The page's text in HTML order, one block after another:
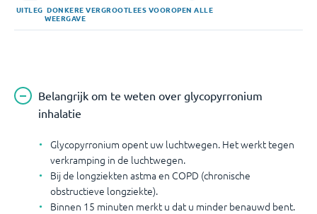
UITLEG DONKERE
WEERGAVE
VERGROOTLEES VOOROPEN ALLE
Belangrijk om te weten over glycopyrronium
inhalatie
Glycopyrronium opent uw luchtwegen. Het werkt tegen
verkramping in de luchtwegen.
Bij de longziekten astma en COPD (chronische
obstructieve longziekte).
Binnen 15 minuten merkt u dat u minder benauwd bent.